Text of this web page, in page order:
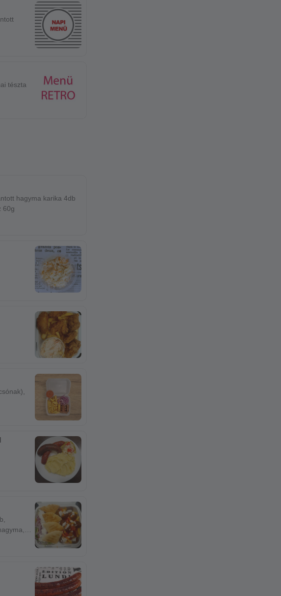
tészta
hagyma karika 4db
60g